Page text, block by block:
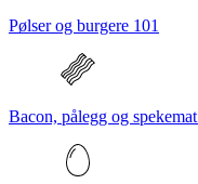
Pølser og burgere 101
Bacon, pålegg og spekemat